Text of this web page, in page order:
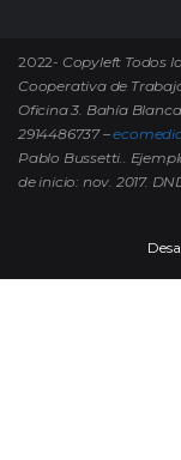
2022- Copyleft Todos
Cooperativa de
Oficina 3. Bahía
2914486737 –
Pablo Bussetti..
de inicio: nov. 2017.